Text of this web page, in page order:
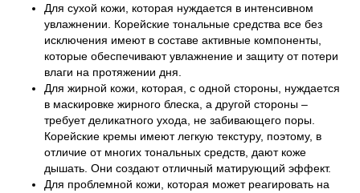
Для сухой кожи, которая нуждается в интенсивном
увлажнении. Корейские тональные средства все без
исключения имеют в составе активные компоненты,
которые обеспечивают увлажнение и защиту от потери
влаги на протяжении дня.
Для жирной кожи, которая, с одной стороны, нуждается
в маскировке жирного блеска, а другой стороны –
требует деликатного ухода, не забивающего поры.
Корейские кремы имеют легкую текстуру, поэтому, в
отличие от многих тональных средств, дают коже
дышать. Они создают отличный матирующий эффект.
Для проблемной кожи, которая может реагировать на